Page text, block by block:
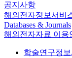
공지사항
해외전자정보서비
Databases & Journals
해외전자자료 이용
학술연구정